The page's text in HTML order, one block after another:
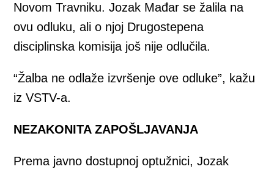
Novom Travniku. Jozak Mađar se žalila na
ovu odluku, ali o njoj Drugostepena
disciplinska komisija još nije odlučila.
“Žalba ne odlaže izvršenje ove odluke”, kažu
iz VSTV-a.
NEZAKONITA ZAPOŠLJAVANJA
Prema javno dostupnoj optužnici, Jozak